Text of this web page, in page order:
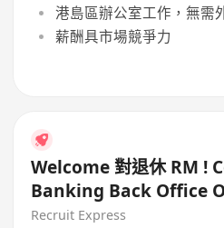
港島區辦公室工作，無需
薪酬具市場競爭力
Welcome 對退休 RM ! Corporate
Banking Back Office
Recruit Express